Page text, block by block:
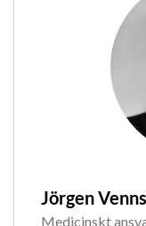
Jörgen
Medicinskt